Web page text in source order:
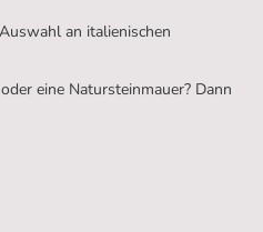
an italienischen
eine Natursteinmauer? Dann